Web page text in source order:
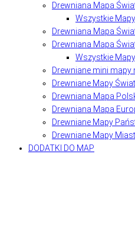
Drewniana Mapa
Wszystkie
Drewniana Mapa
Drewniana Mapa
Wszystkie
Drewniane mini mapy
Drewniane Mapy
Drewniana Mapa
Drewniana Mapa
Drewniane Mapy
Drewniane Mapy Miast
DODATKI DO MAP